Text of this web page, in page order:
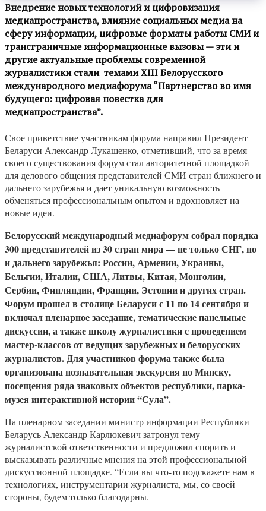
Внедрение новых технологий и цифровизация
медиапространства, влияние социальных медиа на
сферу информации, цифровые форматы работы СМИ и
трансграничные информационные вызовы — эти и
другие актуальные проблемы современной
журналистики стали темами XIII Белорусского
международного медиафорума “Партнерство во имя
будущего: цифровая повестка для
медиапространства”.
Свое приветствие участникам форума направил Президент
Беларуси Александр Лукашенко, отметивший, что за время
своего существования форум стал авторитетной площадкой
для делового общения представителей СМИ стран ближнего и
дальнего зарубежья и дает уникальную возможность
обменяться профессиональным опытом и вдохновляет на
новые идеи.
Белорусский международный медиафорум собрал порядка
300 представителей из 30 стран мира — не только СНГ, но
и дальнего зарубежья: России, Армении, Украины,
Бельгии, Италии, США, Литвы, Китая, Монголии,
Сербии, Финляндии, Франции, Эстонии и других стран.
Форум прошел в столице Беларуси с 11 по 14 сентября и
включал пленарное заседание, тематические панельные
дискуссии, а также школу журналистики с проведением
мастер-классов от ведущих зарубежных и белорусских
журналистов. Для участников форума также была
организована познавательная экскурсия по Минску,
посещения ряда знаковых объектов республики, парка-
музея интерактивной истории “Сула”.
На пленарном заседании министр информации Республики
Беларусь Александр Карлюкевич затронул тему
журналистской ответственности и предложил спорить и
высказывать различные мнения на этой профессиональной
дискуссионной площадке. “Если вы что-то подскажете нам в
технологиях, инструментарии журналиста, мы, со своей
стороны, будем только благодарны.